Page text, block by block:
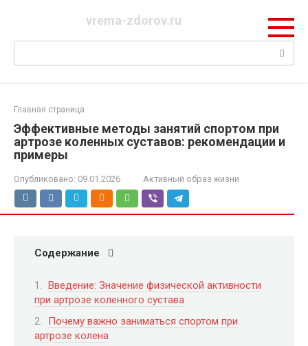
vrema-zdorov.ru
Поиск:
Главная страница
Эффективные методы занятий спортом при
артрозе коленных суставов: рекомендации и
примеры
Опубликовано: 09.01.2026 Активный образ жизни
Содержание
Введение: Значение физической активности
при артрозе коленного сустава
Почему важно заниматься спортом при
артрозе колена